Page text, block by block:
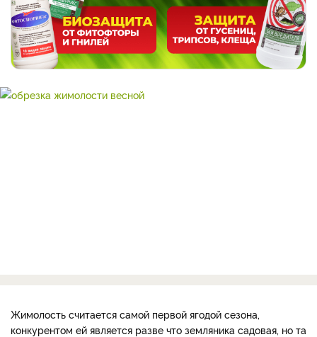
Жимолость считается самой первой ягодой сезона,
конкурентом ей является разве что земляника садовая, но та